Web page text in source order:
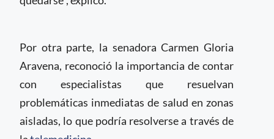
Por otra parte, la senadora Carmen Gloria
Aravena, reconoció la importancia de contar
con especialistas que resuelvan
problemáticas inmediatas de salud en zonas
aisladas, lo que podría resolverse a través de